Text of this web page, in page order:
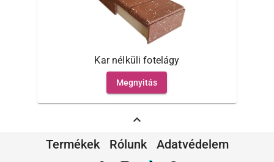
Kar nélküli fotelágy
Megnyitás
expand_less
Termékek
Rólunk Adatvédelem